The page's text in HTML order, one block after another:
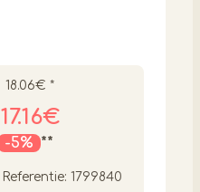
18.06€ *
17.16€
-5% **
Referentie: 1799840